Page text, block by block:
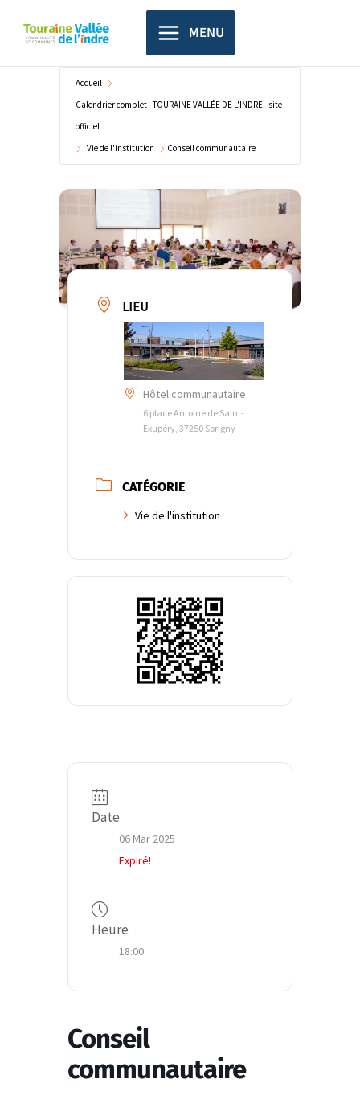
principal
MENU
Accueil
Calendrier complet - TOURAINE VALLÉE DE L'INDRE - site
officiel
Vie de l'institution
Conseil communautaire
LIEU
Hôtel communautaire
6 place Antoine de Saint-
Exupéry, 37250 Sorigny
CATÉGORIE
Vie de l'institution
Date
06 Mar 2025
Expiré!
Heure
18:00
Conseil
communautaire